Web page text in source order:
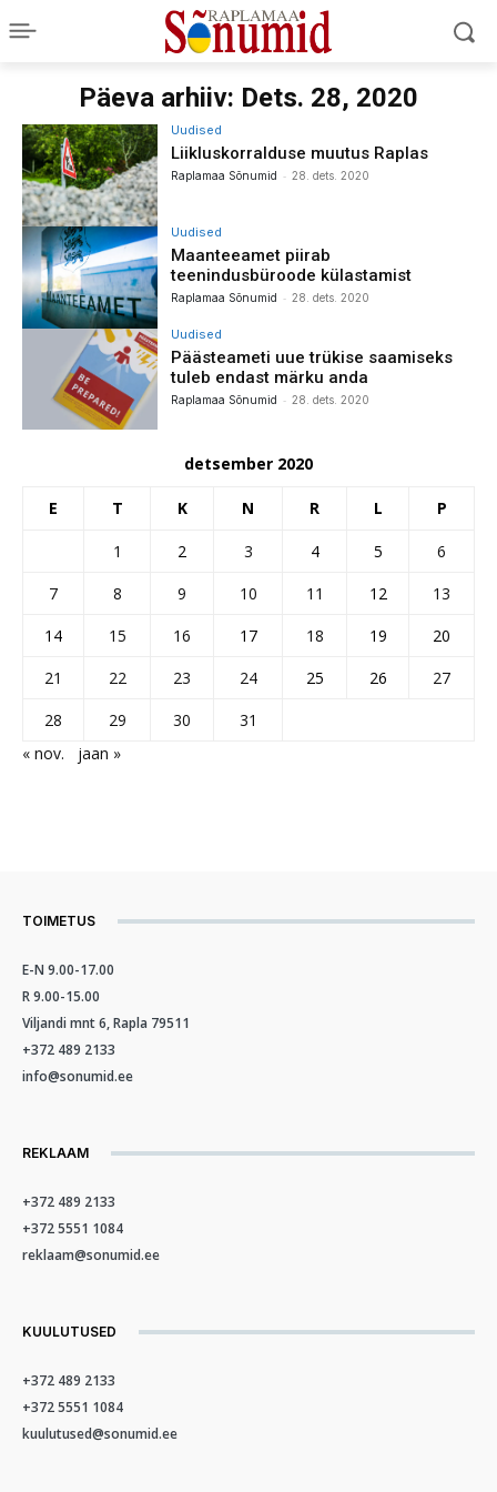
Päeva arhiiv: Dets. 28, 2020
Uudised
Liikluskorralduse muutus Raplas
Raplamaa Sõnumid - 28. dets. 2020
Uudised
Maanteeamet piirab
teenindusbüroode külastamist
Raplamaa Sõnumid - 28. dets. 2020
Uudised
Päästeameti uue trükise saamiseks
tuleb endast märku anda
Raplamaa Sõnumid - 28. dets. 2020
detsember 2020
E T K N R L P
1 2 3 4 5
6
7
8 9 10 11 12
13
14
15 16 17 18 19
20
21
22 23 24 25 26
27
28
29 30
31
« nov.
jaan »
TOIMETUS
E-N 9.00-17.00
R 9.00-15.00
Viljandi mnt 6, Rapla 79511
+372 489 2133
info@sonumid.ee
REKLAAM
+372 489 2133
+372 5551 1084
reklaam@sonumid.ee
KUULUTUSED
+372 489 2133
+372 5551 1084
kuulutused@sonumid.ee